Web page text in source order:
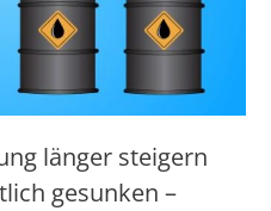
länger steigern
gesunken –